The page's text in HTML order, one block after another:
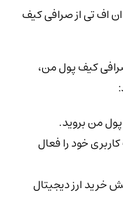
اف تی از صرافی کیف
کیف پول من،
من بروید.
خود را فعال
ارز دیجیتال